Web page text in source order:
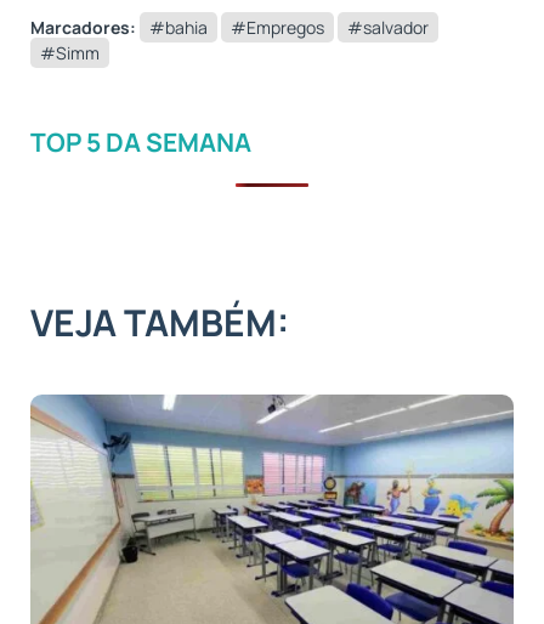
Marcadores: #bahia #Empregos
#salvador
#Simm
TOP 5 DA SEMANA
VEJA TAMBÉM: